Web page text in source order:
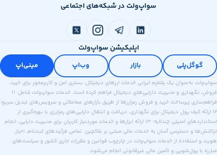
سواپ‌ولت در شبکه‌های اجتماعی
اپلیکیشن سواپ‌ولت
وب‌اپ مینی‌اپ
به‌عنوان یک پلتفرم ایرانی خدمات ارزهای دیجیتال، بستری امن و کاربرمحور برای خرید،
فروش، نگهداری و مدیریت دارایی‌های دیجیتال فراهم کرده است. خدمات سواپ‌ولت شامل: ۱)
زیرساخت خرید و فروش رمزارزها از طریق بازارهای معاملاتی و سرویس‌های تبدیل سریع؛
کیف پول دیجیتال برای نگهداری، دریافت و انتقال دارایی‌های رمزارزی با بهره‌گیری از
استانداردهای امنیتی چندلایه؛ ۳) ارائه ابزارها و خدمات موردنیاز کاربران برای مدیریت دارایی، انجام
و دسترسی آسان به خدمات مالی مبتنی بر بلاکچین. تمامی فرآیندهای ثبت‌نام، احراز
از خدمات سواپ‌ولت در چارچوب قوانین و مقررات جاری کشور و سیاست‌های
پول‌شویی و تأمین مالی غیرقانونی انجام می‌شود.